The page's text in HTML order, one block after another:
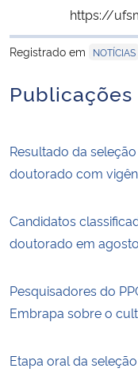
Planalto
https://
Registrado em
NOTÍCIAS
Resultado da
doutorado com
Candidatos
doutorado em
Pesquisadores do
Embrapa sobre o
Etapa oral da